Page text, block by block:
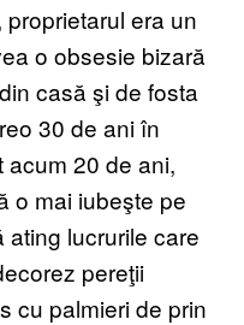
era un
o obsesie bizară
casă şi de fosta
30 de ani în
acum 20 de ani,
o mai iubeşte pe
lucrurile care
pereţii
cu palmieri de prin